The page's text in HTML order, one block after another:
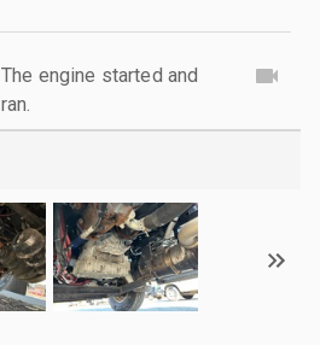
The engine started and
ran.